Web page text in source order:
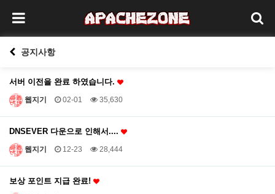
공지사항
서버 이전을 완료 하였습니다.
웹지기 02-01 35,630
DNSEVER 다운으로 인해서....
웹지기 12-23 28,444
보상 포인트 지급 완료!